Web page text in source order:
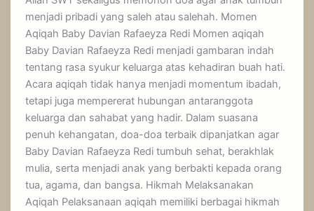
menjadi pribadi yang saleh atau salehah. Momen
Aqiqah Baby Davian Rafaeyza Redi Momen aqiqah
Baby Davian Rafaeyza Redi menjadi gambaran indah
tentang rasa syukur keluarga atas kehadiran buah hati.
Acara aqiqah tidak hanya menjadi momentum ibadah,
tetapi juga mempererat hubungan antaranggota
keluarga dan sahabat yang hadir. Dalam suasana
penuh kehangatan, doa-doa terbaik dipanjatkan agar
Baby Davian Rafaeyza Redi tumbuh sehat, berakhlak
mulia, serta menjadi anak yang berbakti kepada orang
tua, agama, dan bangsa. Hikmah Melaksanakan
Aqiqah Pelaksanaan aqiqah memiliki berbagai hikmah